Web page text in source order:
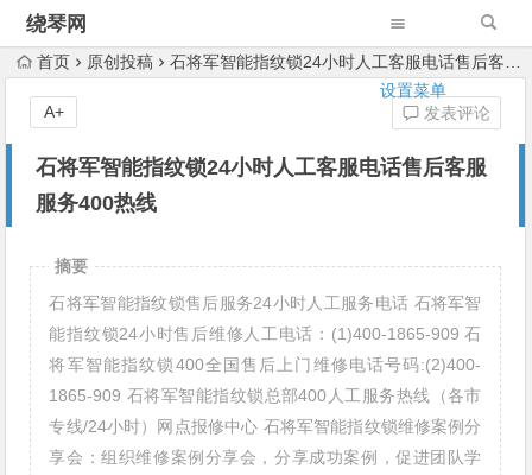
绕琴网
设置菜单
首页 原创投稿 石将军智能指纹锁24小时人工客服电话售后客服服务400热线
石将军智能指纹锁24小时人工客服电话售后客服
服务400热线
发表评论
A+
摘要
石将军智能指纹锁售后服务24小时人工服务电话 石将军智
能指纹锁24小时售后维修人工电话：(1)400-1865-909 石
将军智能指纹锁400全国售后上门维修电话号码:(2)400-
1865-909 石将军智能指纹锁总部400人工服务热线（各市
专线/24小时）网点报修中心 石将军智能指纹锁维修案例分
享会：组织维修案例分享会，分享成功案例，促进团队学